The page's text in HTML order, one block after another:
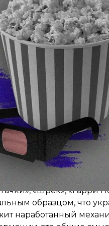
бум в индустрии
само начнет
условий для
фильмов за границей.
а первым шагом к
нюансами
терминами
от русского и
языку, они жаждут
инструмент для
роль в
«Шрек», «Гарри
образцом, что
наработанный